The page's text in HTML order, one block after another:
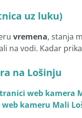
uz luku)
vremena, stanja
na vodi. Kadar
na Lošinju
web kamera
web kameru Mali